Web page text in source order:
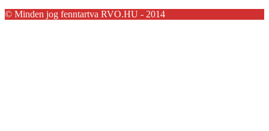
© Minden jog fenntartva RVO.HU - 2014